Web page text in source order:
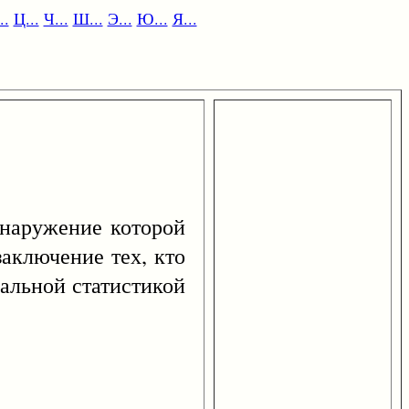
Ц... Ч... Ш... Э... Ю... Я...
которой
тех, кто
статистикой